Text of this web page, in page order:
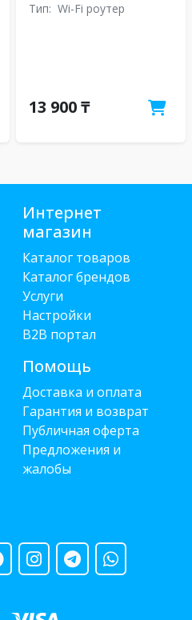
Тип: Wi-Fi роутер
13 900 ₸
Интернет
магазин
Каталог товаров
Каталог брендов
Услуги
Настройки
B2B портал
Помощь
Доставка и оплата
Гарантия и возврат
Публичная оферта
Предложения и
жалобы